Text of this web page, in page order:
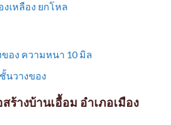
เหลือง ยกโหล
อง ความหนา 10 มิล
นวางของ
างบ้านเอื้อม อำเภอเมือง